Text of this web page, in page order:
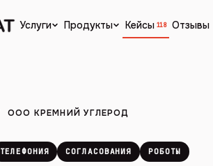
Услуги Продукты Кейсы 118 Отзывы
ООО КРЕМНИЙ УГЛЕРОД
ТЕЛЕФОНИЯ СОГЛАСОВАНИЯ РОБОТЫ